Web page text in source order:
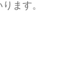
ます。